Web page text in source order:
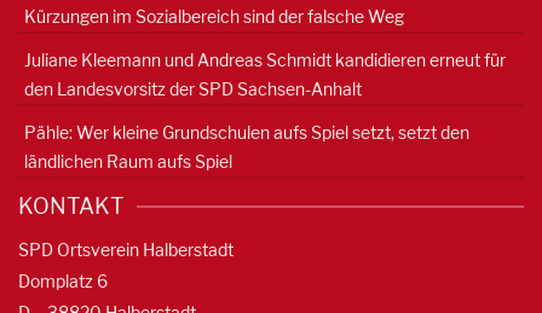
Kürzungen im Sozialbereich sind der falsche Weg
Juliane Kleemann und Andreas Schmidt kandidieren erneut für
den Landesvorsitz der SPD Sachsen-Anhalt
Pähle: Wer kleine Grundschulen aufs Spiel setzt, setzt den
ländlichen Raum aufs Spiel
KONTAKT
SPD Ortsverein Halberstadt
Domplatz 6